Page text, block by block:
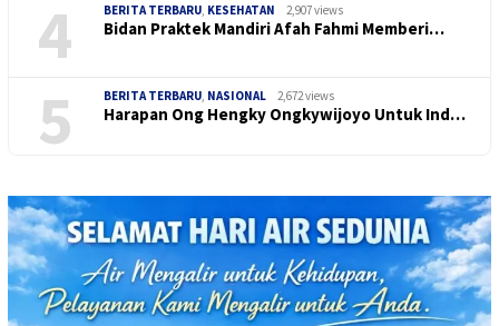
4 BERITA TERBARU, KESEHATAN 2,907 views
Bidan Praktek Mandiri Afah Fahmi Memberi…
5 BERITA TERBARU, NASIONAL 2,672 views
Harapan Ong Hengky Ongkywijoyo Untuk Ind…